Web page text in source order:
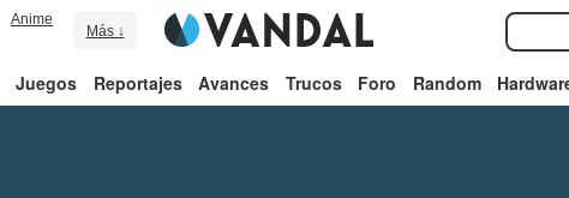
Anime
Más ↓
Juegos Reportajes Avances Trucos Foro Random